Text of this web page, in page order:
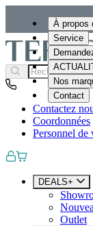
À propos
Service
Nos
Contact
Contactez
Coordonnées
Personnel de
DEALS+
Outlet